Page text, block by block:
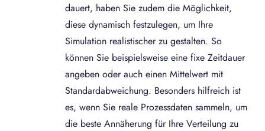
dauert, haben Sie zudem die Möglichkeit,
diese dynamisch festzulegen, um Ihre
Simulation realistischer zu gestalten. So
können Sie beispielsweise eine fixe Zeitdauer
angeben oder auch einen Mittelwert mit
Standardabweichung. Besonders hilfreich ist
es, wenn Sie reale Prozessdaten sammeln, um
die beste Annäherung für Ihre Verteilung zu